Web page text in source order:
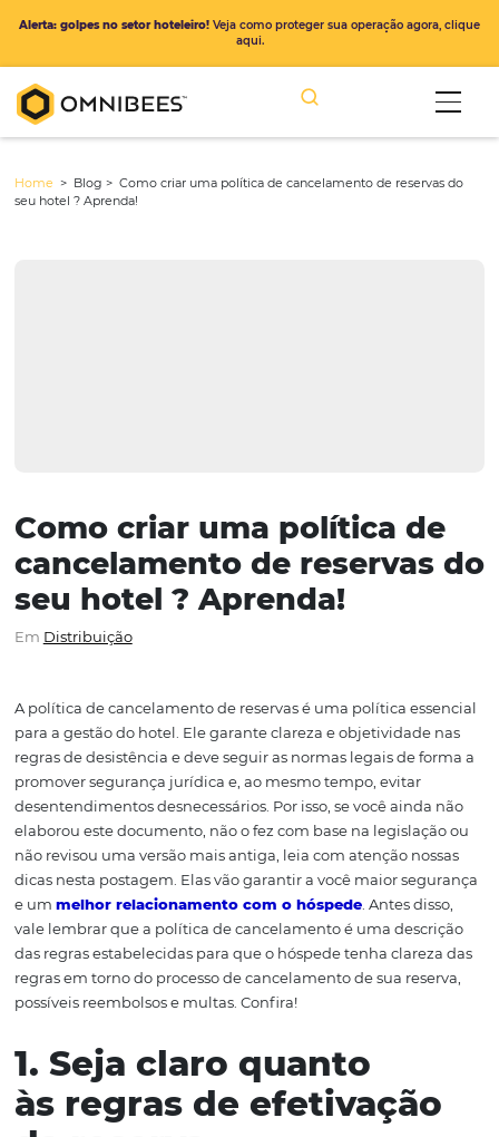
Como criar uma política
seu hotel ? Aprenda!
Distribuição
A política de cancelamento de reservas é uma política
para a gestão do hotel. Ele garante clareza e
regras de desistência e deve seguir as normas legais de
promover segurança jurídica e, ao mesmo tempo, evitar
desentendimentos desnecessários. Por isso, se você
elaborou este documento, não o fez com base na
não revisou uma versão mais antiga, leia com atenção
e ummelhor relacionamento com o hóspede
vale lembrar que a política de cancelamento é uma
das regras estabelecidas para que o hóspede tenha
Alerta: golpes no setor hoteleiro!Veja como proteger sua operação